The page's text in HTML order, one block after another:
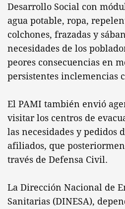
Desarrollo Social con
agua potable, ropa,
colchones, frazadas y
necesidades de los
peores consecuencias en
persistentes inclemencias
El PAMI también envió
visitar los centros de
las necesidades y pedidos
afiliados, que
través de Defensa Civil.
La Dirección Nacional de
Sanitarias (DINESA),